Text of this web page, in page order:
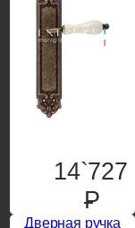
14`727
P
Дверная ручка